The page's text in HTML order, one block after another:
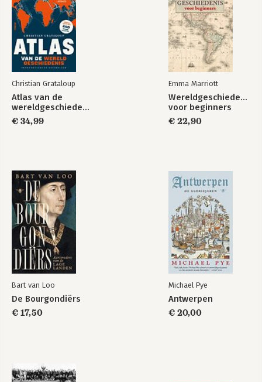
Christian Grataloup
Atlas van de
wereldgeschiedenis
€ 34,99
Emma Marriott
Wereldgeschiedenis
voor beginners
€ 22,90
Bart van Loo
De Bourgondiërs
€ 17,50
Michael Pye
Antwerpen
€ 20,00